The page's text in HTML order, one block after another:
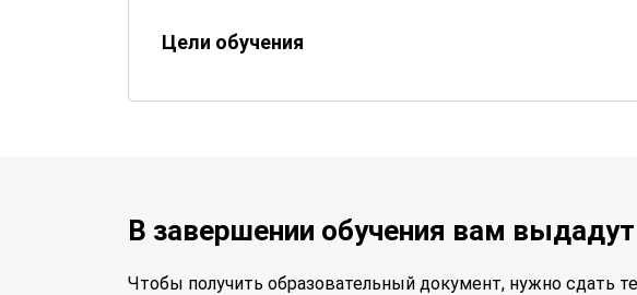
Цели обучения
В завершении обучения вам выдадут
Чтобы получить образовательный документ, нужно сдать